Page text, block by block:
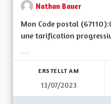
Nathan Bauer
Mon Code postal
une tarification
ERSTELLT AM
13/07/2023